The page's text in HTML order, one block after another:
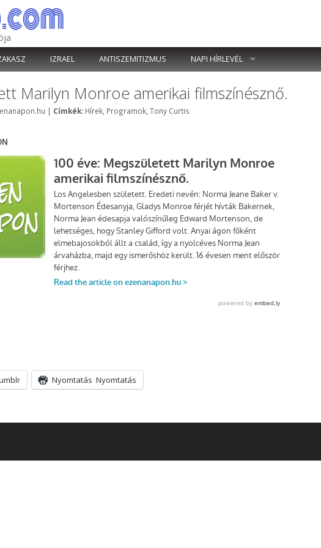
IZRAEL ANTISZEMITIZMUS NAPI HÍRLEVÉL
Marilyn Monroe amerikai filmszínésznő.
| Címkék: Címkék
Hírek Programok Tony Curtis
Nyomtatás Nyomtatás